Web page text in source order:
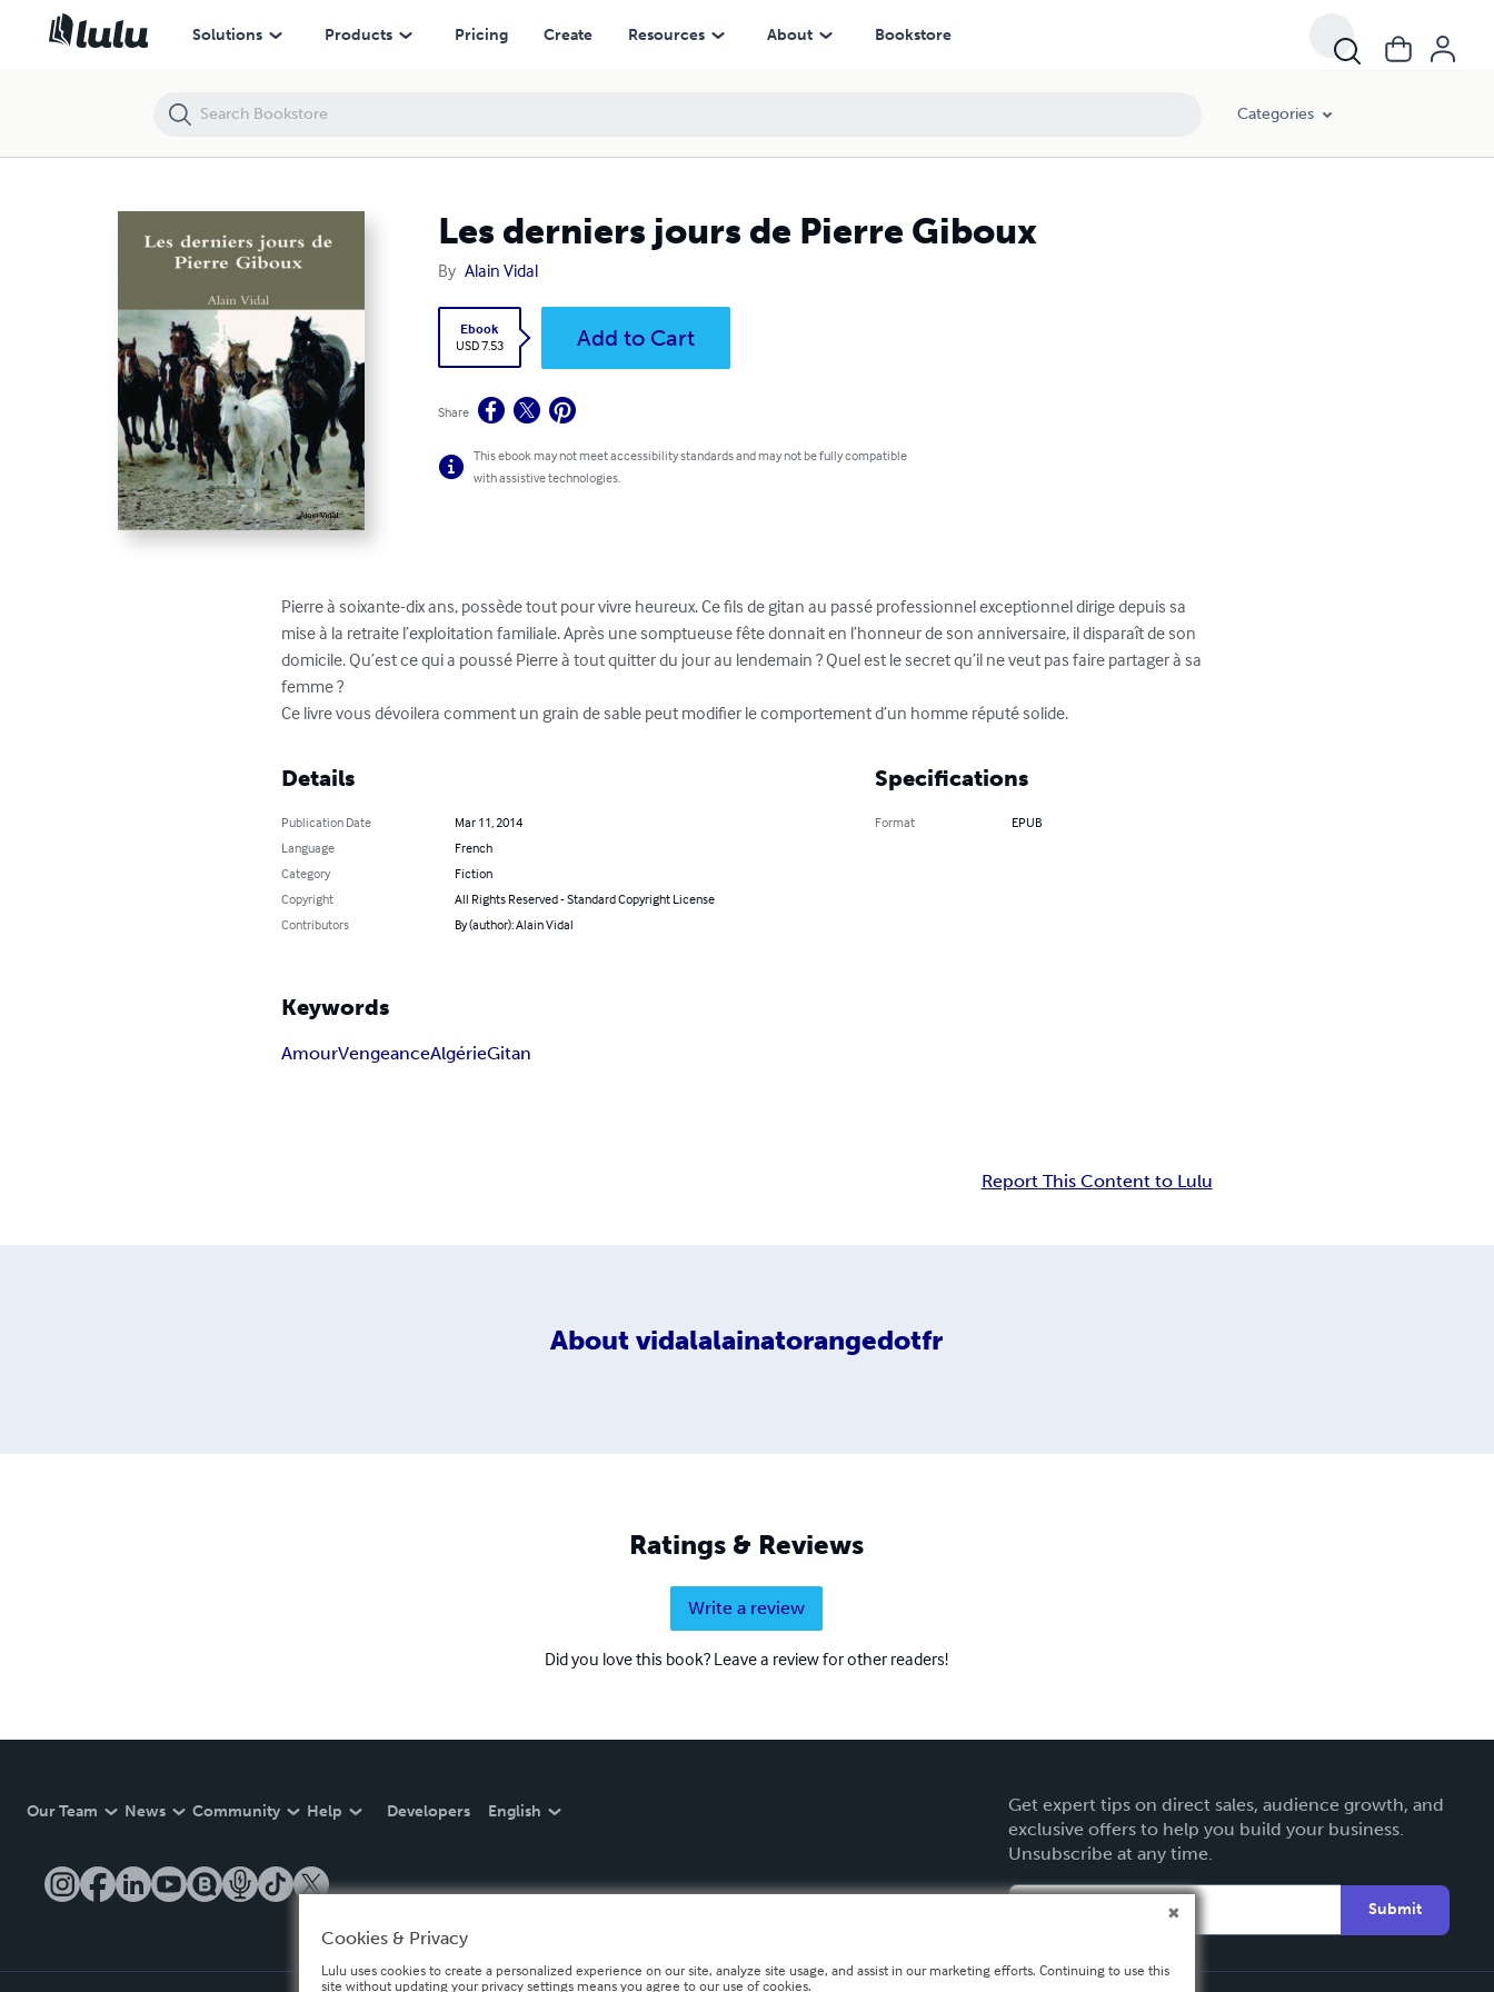
Solutions Products Pricing Create Resources About Bookstore
Categories
Les derniers jours de Pierre Giboux
By Alain Vidal
Ebook
USD 7.53
Add to Cart
Share
This ebook may not meet accessibility standards and may not be fully compatible
with assistive technologies.
Pierre à soixante-dix ans, possède tout pour vivre heureux. Ce fils de gitan au passé professionnel exceptionnel dirige depuis sa
mise à la retraite l’exploitation familiale. Après une somptueuse fête donnait en l’honneur de son anniversaire, il disparaît de son
domicile. Qu’est ce qui a poussé Pierre à tout quitter du jour au lendemain ? Quel est le secret qu’il ne veut pas faire partager à sa
femme ?
Ce livre vous dévoilera comment un grain de sable peut modifier le comportement d’un homme réputé solide.
Details
Publication Date
Mar 11, 2014
Language
French
Category
Fiction
Copyright
All Rights Reserved - Standard Copyright License
Contributors
By (author): Alain Vidal
Specifications
Format EPUB
Keywords
AmourVengeanceAlgérieGitan
Report This Content to Lulu
About vidalalainatorangedotfr
Ratings & Reviews
Write a review
Did you love this book? Leave a review for other readers!
Our Team News Community Help Developers English
Get expert tips on direct sales, audience growth, and
exclusive offers to help you build your business.
Unsubscribe at any time.
Submit
Les derniers jours de Pierre Giboux
Cookies & Privacy
Lulu uses cookies to create a personalized experience on our site, analyze site usage, and assist in our marketing efforts. Continuing to use this
site without updating your privacy settings means you agree to our use of cookies.